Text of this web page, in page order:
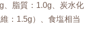
、脂質：1.0g、炭水化
：1.5g）、食塩相当